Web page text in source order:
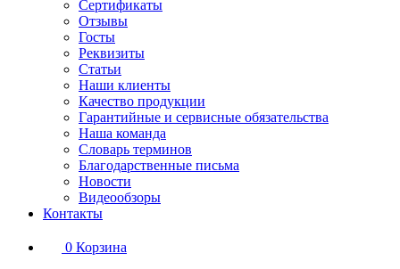
Сертификаты
Отзывы
Госты
Реквизиты
Статьи
Наши клиенты
Качество продукции
Гарантийные и сервисные обязательства
Наша команда
Словарь терминов
Благодарственные письма
Новости
Видеообзоры
Контакты
0 Корзина